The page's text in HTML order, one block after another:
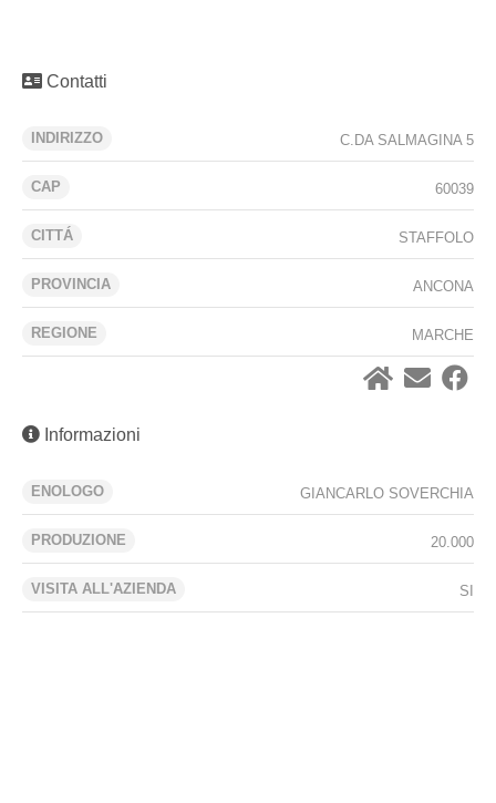
Contatti
INDIRIZZO C.DA SALMAGINA 5
CAP 60039
CITTÁ STAFFOLO
PROVINCIA ANCONA
REGIONE MARCHE
Informazioni
ENOLOGO GIANCARLO SOVERCHIA
PRODUZIONE 20.000
VISITA ALL'AZIENDA SI